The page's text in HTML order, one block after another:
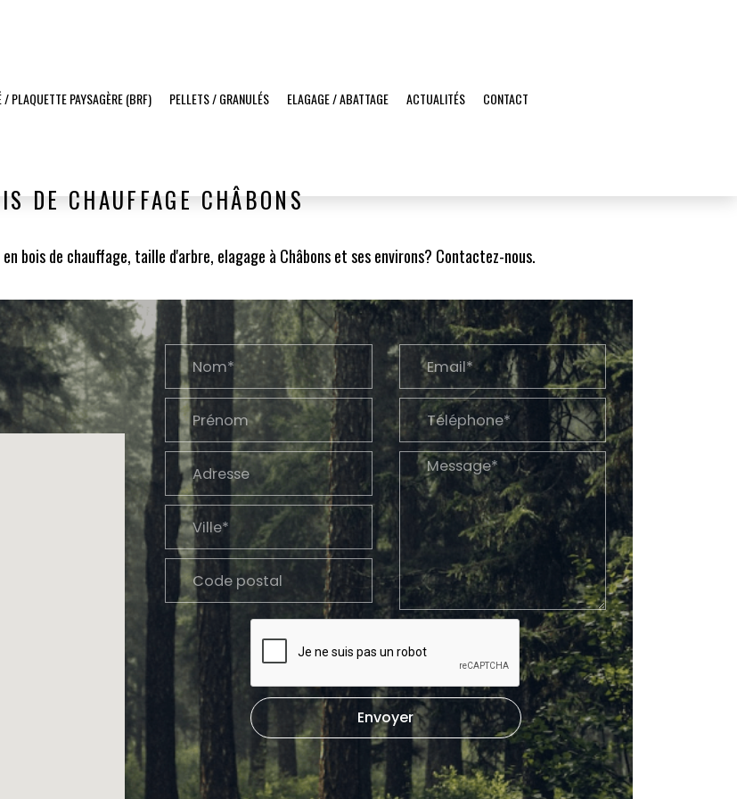
PLAQUETTE PAYSAGÈRE (BRF) PELLETS / GRANULÉS ELAGAGE / ABATTAGE ACTUALITÉS CONTACT
DE CHAUFFAGE CHÂBONS
bois de chauffage, taille d'arbre, elagage à Châbons et ses environs? Contactez-nous.
Envoyer